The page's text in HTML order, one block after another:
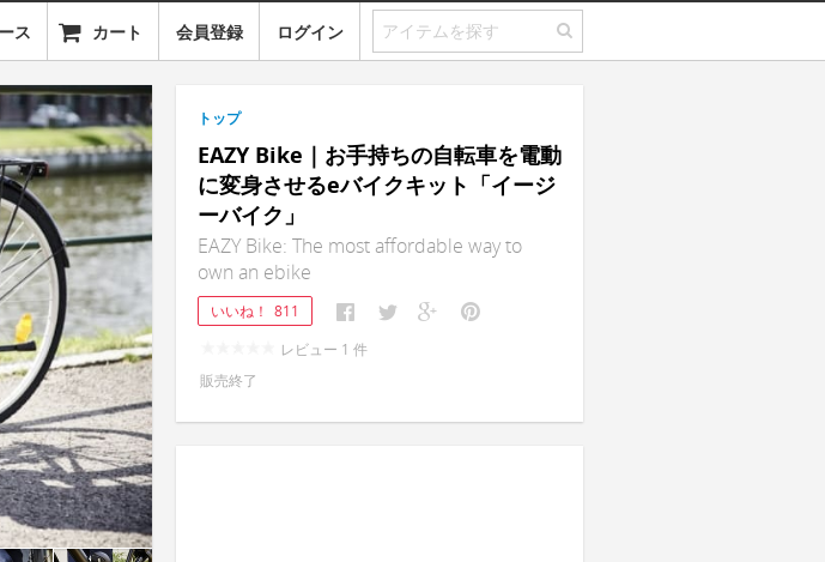
ス カート 会員登録 ログイン
トップ
EAZY Bike｜お手持ちの自転車を電動
に変身させるeバイクキット「イージ
ーバイク」
EAZY Bike: The most affordable way to
own an ebike
いいね！ 811
レビュー 1 件
販売終了